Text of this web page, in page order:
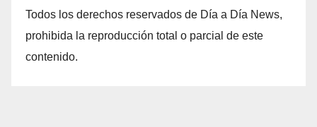
Todos los derechos reservados de Día a Día News,
prohibida la reproducción total o parcial de este
contenido.